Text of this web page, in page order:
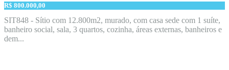
R$ 800.000,00
SIT848 - Sítio com 12.800m2, murado, com casa sede com 1 suíte,
banheiro social, sala, 3 quartos, cozinha, áreas externas, banheiros e
dem...